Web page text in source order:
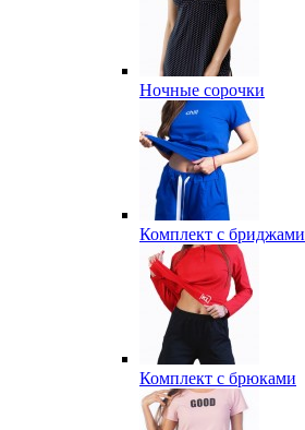
Ночные сорочки
Комплект с бриджами
Комплект с брюками